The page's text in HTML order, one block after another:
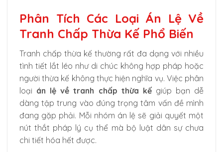
Phân Tích Các Loại Án Lệ Về
Tranh Chấp Thừa Kế Phổ Biến
Tranh chấp thừa kế thường rất đa dạng với nhiều
tình tiết lắt léo như di chúc không hợp pháp hoặc
người thừa kế không thực hiện nghĩa vụ. Việc phân
loại án lệ về tranh chấp thừa kếgiúp bạn dễ
dàng tập trung vào đúng trọng tâm vấn đề mình
đang gặp phải. Mỗi nhóm án lệ sẽ giải quyết một
nút thắt pháp lý cụ thể mà bộ luật dân sự chưa
chi tiết hóa hết được.